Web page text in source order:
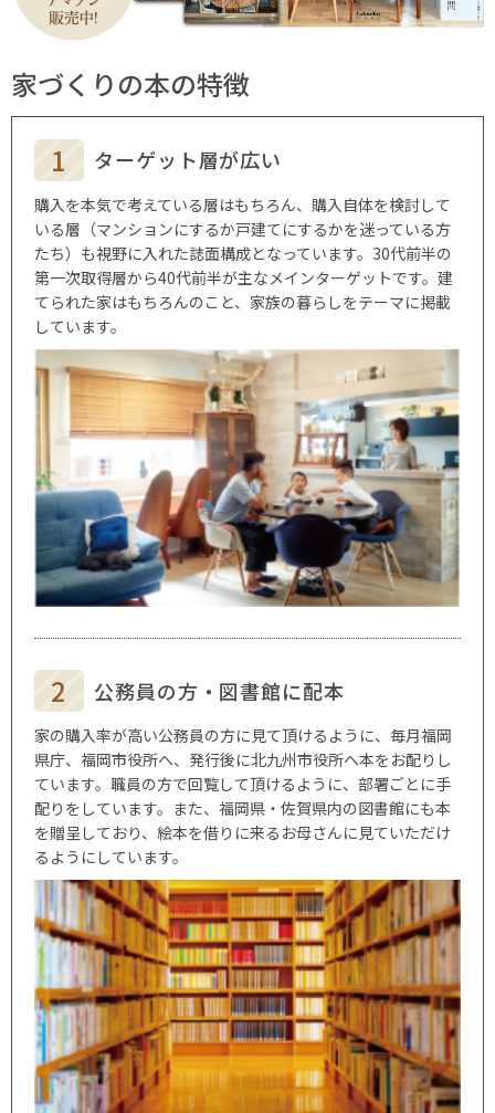
家づくりの本の特徴
ターゲット層が広い
購入を本気で考えている層はもちろん、購入自体を検討して
いる層（マンションにするか戸建てにするかを迷っている方
たち）も視野に入れた誌面構成となっています。30代前半の
第一次取得層から40代前半が主なメインターゲットです。建
てられた家はもちろんのこと、家族の暮らしをテーマに掲載
しています。
公務員の方・ 図書館に配本
家の購入率が高い公務員の方に見て頂けるように、毎月福岡
県庁、福岡市役所へ、発行後に北九州市役所へ本をお配りし
ています。職員の方で回覧して頂けるように、部署ごとに手
配りをしています。また、福岡県・佐賀県内の図書館にも本
を贈呈しており、絵本を借りに来るお母さんに見ていただけ
るようにしています。